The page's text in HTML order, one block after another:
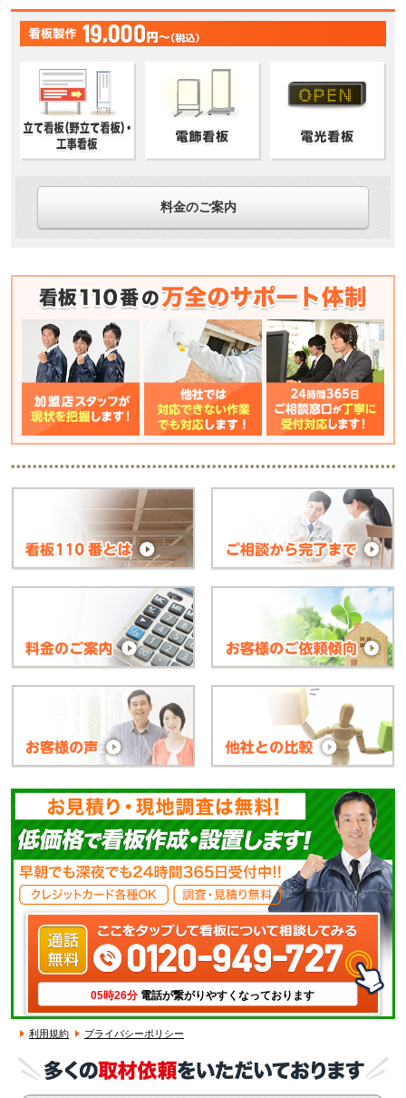
料金のご案内
05時26分 電話が繋がりやすくなっております
利用規約 プライバシーポリシー